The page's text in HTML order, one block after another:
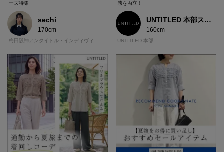
ーズ特集
sechi
170cm
梅田阪神アンタイトル・インディヴィ
感を両立！
UNTITLED 本部スタッフ
160cm
UNTITLED 本部